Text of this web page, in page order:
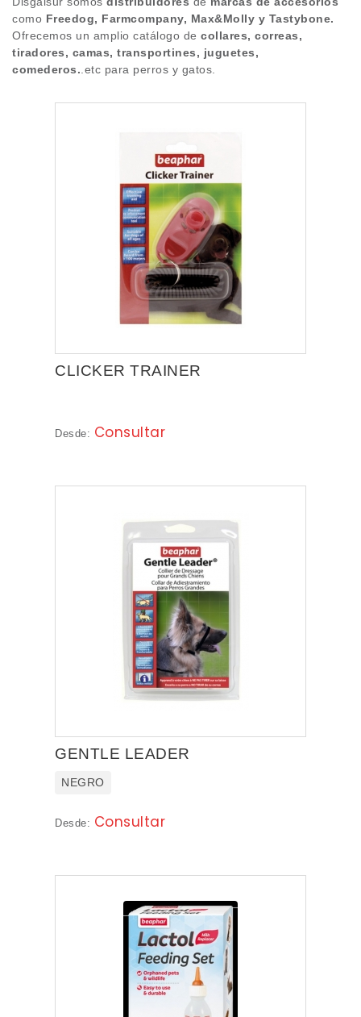
Blog
Alta cliente
Marcas
LEX & MAX
TASTYBONE
BEAPHAR
NOVEDADES
PROMOCIONES
como Freedog, Farmcompany, Max&Molly y Tastybone.
Ofrecemos un amplio catálogo de collares, correas,
tiradores, camas, transportines, juguetes,
comederos. .etc para perros y gatos.
CLICKER TRAINER
Desde: Consultar
GENTLE LEADER
NEGRO
Desde: Consultar